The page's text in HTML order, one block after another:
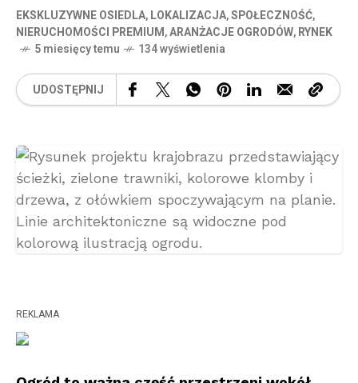
EKSKLUZYWNE OSIEDLA,LOKALIZACJA,SPOŁECZNOŚĆ,
NIERUCHOMOŚCI PREMIUM,ARANŻACJE OGRODÓW,RYNEK
5 miesięcy temu
134 wyświetlenia
UDOSTĘPNIJ
REKLAMA